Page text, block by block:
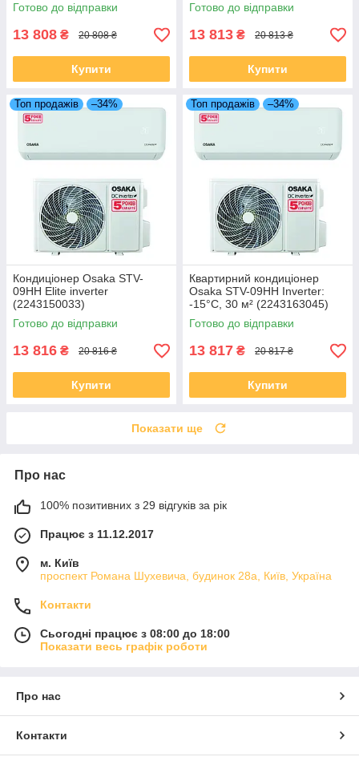
Готово до відправки
13 808 ₴ 20 808 ₴
Купити
Готово до відправки
13 813 ₴ 20 813 ₴
Купити
Топ продажів –34%
Кондиціонер Osaka STV-
09HH Elite inverter
(2243150033)
Готово до відправки
13 816 ₴ 20 816 ₴
Купити
Топ продажів –34%
Квартирний кондиціонер
Osaka STV-09HH Inverter:
-15°C, 30 м² (2243163045)
Готово до відправки
13 817 ₴ 20 817 ₴
Купити
Показати ще
Про нас
100% позитивних з 29 відгуків за рік
Працює з 11.12.2017
м. Київ
проспект Романа Шухевича, будинок 28а, Київ, Україна
Контакти
Сьогодні працює з 08:00 до 18:00
Показати весь графік роботи
Про нас
Контакти